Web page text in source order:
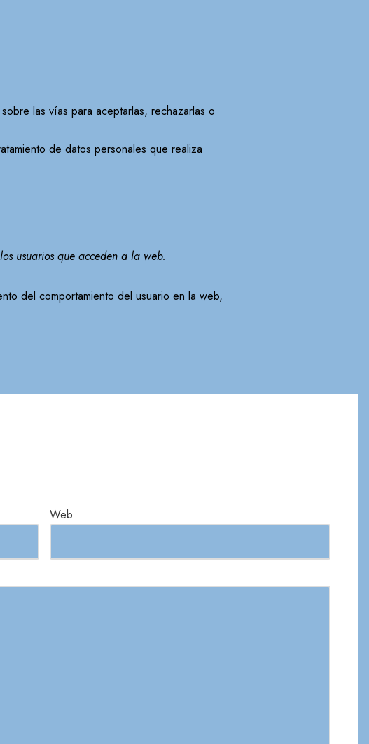
las vías para aceptarlas, rechazarlas o
de datos personales que realiza
usuarios que acceden a la web.
del comportamiento del usuario en la web,
Web